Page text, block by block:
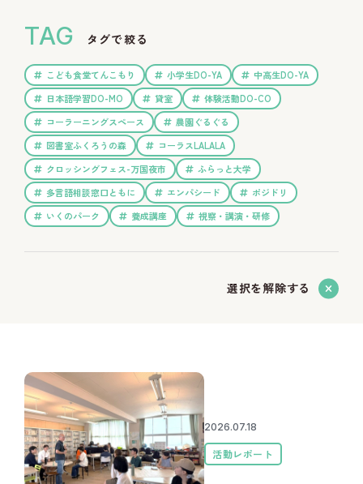
TAG タグで絞る
こども食堂てんこもり 小学生DO-YA
中高生DO-YA
日本語学習DO-MO
貸室
体験活動DO-CO
コーラーニングスペース
農園ぐるぐる
図書室ふくろうの森
コーラスLALALA
クロッシングフェス-万国夜市
ふらっと大学
多言語相談窓口ともに
エンパシード
ポジドリ
いくのパーク
養成講座 視察・講演・研修
選択を解除する
2026.07.18
活動レポート